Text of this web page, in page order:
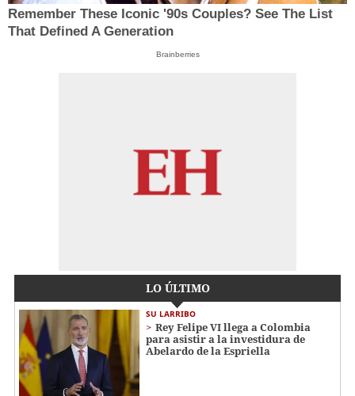
Remember These Iconic '90s Couples? See The List
That Defined A Generation
Brainberries
LO ÚLTIMO
SU LARRIBO
Rey Felipe VI llega a Colombia
para asistir a la investidura de
Abelardo de la Espriella